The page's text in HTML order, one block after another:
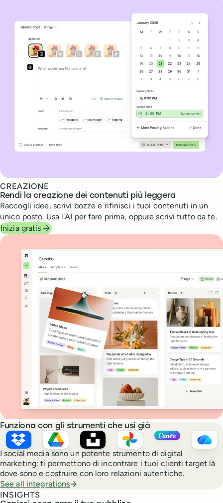
CREAZIONE
Rendi la creazione dei contenuti più leggera
Raccogli idee, scrivi bozze e rifinisci i tuoi contenuti in un
unico posto. Usa l'AI per fare prima, oppure scrivi tutto da te.
Inizia gratis
Funziona con gli strumenti che usi già
I social media sono un potente strumento di digital
marketing: ti permettono di incontrare i tuoi clienti target là
dove sono e costruire con loro relazioni autentiche.
See all integrations
Dropbox Google DriveUnsplash Google Photos
Canva
INSIGHTS